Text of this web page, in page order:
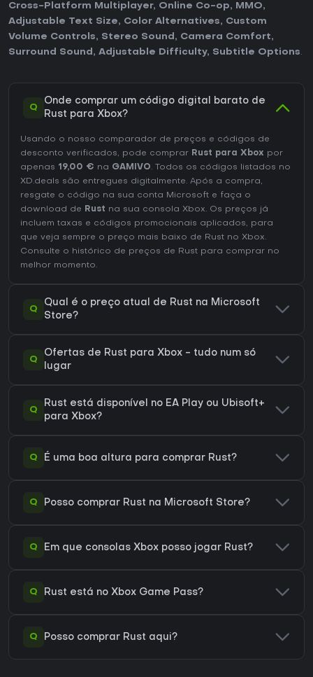
Cross-Platform Multiplayer, Online Co-op, MMO,
Adjustable Text Size, Color Alternatives, Custom
Volume Controls, Stereo Sound , Camera Comfort,
Surround Sound , Adjustable Difficulty, Subtitle Options.
Q
Onde comprar um código digital barato de
Rust para Xbox?
Usando o nosso comparador de preços e códigos de
desconto verificados, pode comprar Rust para Xbox por
apenas 19,00 € na GAMIVO. Todos os códigos listados no
XD.deals são entregues digitalmente. Após a compra,
resgate o código na sua conta Microsoft e faça o
download de Rust na sua consola Xbox. Os preços já
incluem taxas e códigos promocionais aplicados, para
que veja sempre o preço mais baixo de Rust no Xbox.
Consulte o histórico de preços de Rust para comprar no
melhor momento.
Q
Qual é o preço atual de Rust na Microsoft
Store?
Q
Ofertas de Rust para Xbox - tudo num só
lugar
Q
Rust está disponível no EA Play ou Ubisoft+
para Xbox?
Q É uma boa altura para comprar Rust?
Q Posso comprar Rust na Microsoft Store?
Q Em que consolas Xbox posso jogar Rust?
Q Rust está no Xbox Game Pass?
Q Posso comprar Rust aqui?